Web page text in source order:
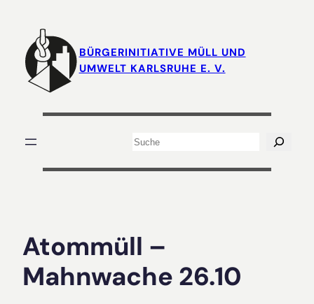
springen
BÜRGERINITIATIVE MÜLL UND
UMWELT KARLSRUHE E. V.
Suchen
Atommüll –
Mahnwache 26.10